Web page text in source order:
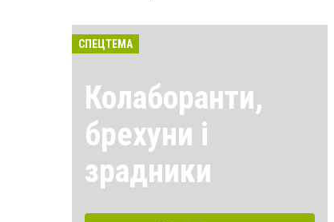
СПЕЦТЕМА
Колаборанти,
брехуни і
зрадники